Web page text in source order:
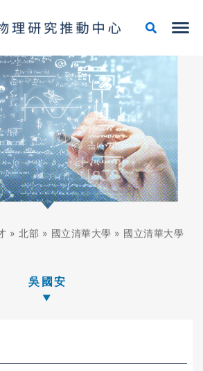
» 北部 » 國立清華大學 » 國立清華大學
吳國安